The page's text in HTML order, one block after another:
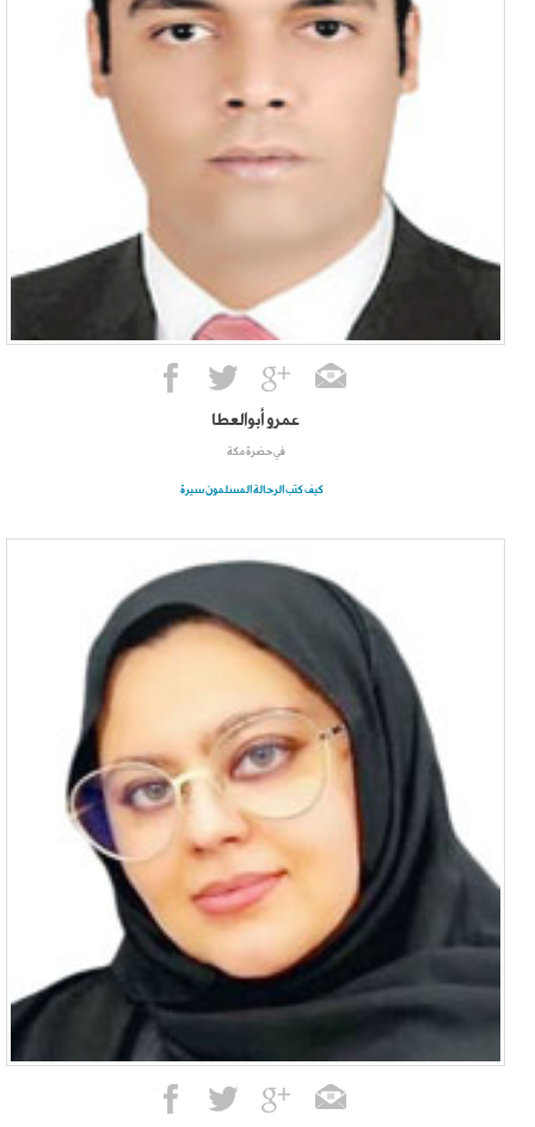
عمرو أبوالعطا
في حضرة مكة
كيف كتب الرحالة المسلمون سيرة